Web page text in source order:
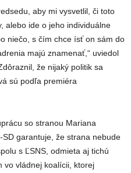
aby mi vysvetlil, či toto
alebo ide o jeho individuálne
niečo, s čím chce ísť on sám do
majú znamenať,“ uviedol
že nijaký politik sa
sú podľa premiéra
so stranou Mariana
garantuje, že strana nebude
s ĽSNS, odmieta aj tichú
vo vládnej koalícii, ktorej